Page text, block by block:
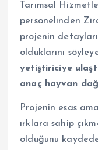
Tarımsal
personelinden
projenin
olduklarını
yetiştiriciye
anaç hayvan
Projenin esas
ırklara sahip
olduğunu